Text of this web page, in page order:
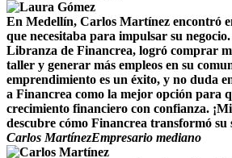
En Medellín, Carlos Martínez encontró
que necesitaba para impulsar su
Libranza de Financrea, logró comprar
taller y generar más empleos en su
emprendimiento es un éxito, y no duda
a Financrea como la mejor opción para
crecimiento financiero con confianza.
descubre cómo Financrea transformó su
Carlos MartínezEmpresario mediano